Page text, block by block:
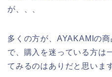
が、、、
多くの方が、AYAKAMIの
で、購入を迷っている方は
てみるのはありだと思いま